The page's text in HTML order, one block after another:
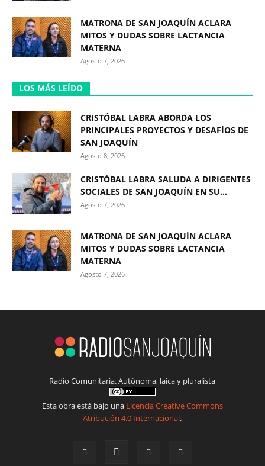
MATRONA DE SAN JOAQUÍN ACLARA
MITOS Y DUDAS SOBRE LACTANCIA
MATERNA
Agosto 7, 2026
LOS MÁS LEÍDO
CRISTÓBAL LABRA ABORDA LOS
PRINCIPALES PROYECTOS Y DESAFÍOS DE
SAN JOAQUÍN
Agosto 8, 2026
CRISTÓBAL LABRA SALUDA A DIRIGENTES
SOCIALES DE SAN JOAQUÍN EN SU...
Agosto 7, 2026
MATRONA DE SAN JOAQUÍN ACLARA
MITOS Y DUDAS SOBRE LACTANCIA
MATERNA
Agosto 7, 2026
Radio Comunitaria. Autónoma, laica y pluralista
Esta obra está bajo una Licencia Creative Commons
Atribución 4.0 Internacional.